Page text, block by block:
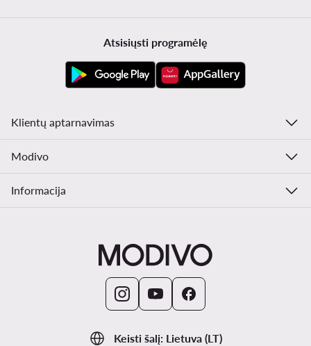
Keisti šalį: Lietuva (LT)
Atsisiųsti programėlę
Klientų aptarnavimas
Modivo
Informacija